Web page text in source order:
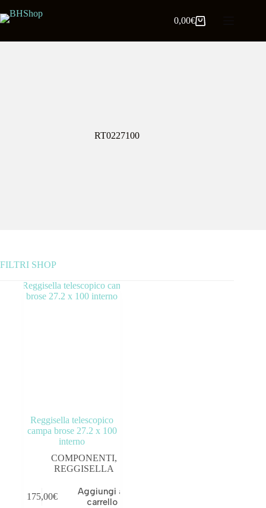
0,00€
RT0227100
FILTRI SHOP
OUTLET
Tag prodotto
Reggisella telescopico
campa brose 27.2 x 100
interno
COMPONENTI,
REGGISELLA
175,00€
Aggiungi al
carrello